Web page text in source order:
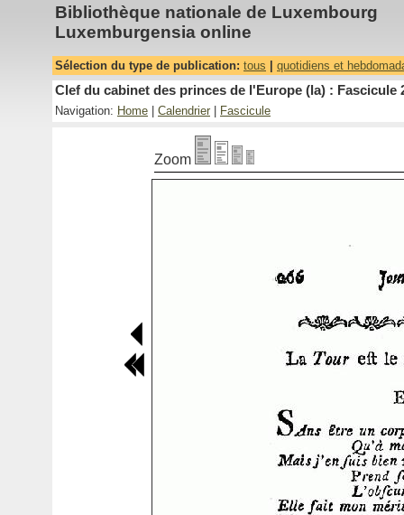
Bibliothèque nationale de Luxembourg
Luxemburgensia online
Sélection du type de publication: tous quotidiens et
Clef du cabinet des princes de l'Europe (la) : Fascicule
Navigation: Home Calendrier Fascicule
Zoom